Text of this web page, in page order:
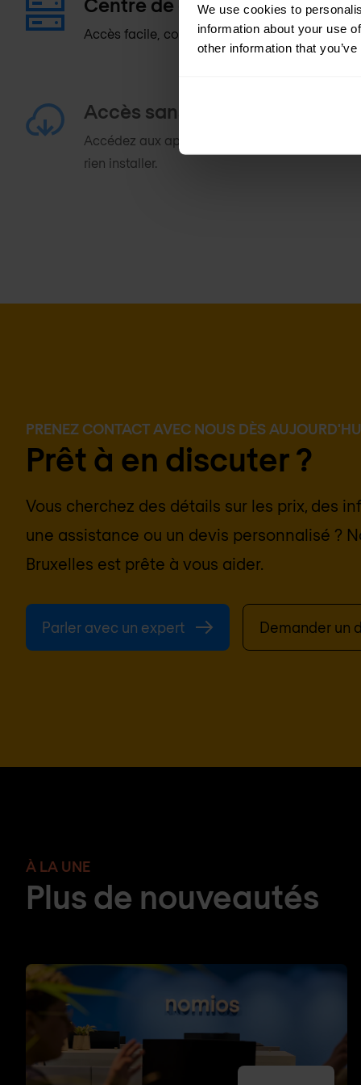
We use cookies to
information about your use
other information that
Accès facile, conforme et prêt pour le Cloud
Accès sans client
Accédez aux applis Web et aux produits de
rien installer.
PRENEZ CONTACT AVEC NOUS DÈS
Prêt à en discuter ?
Vous cherchez des détails sur les prix, des
une assistance ou un devis personnalisé ?
Bruxelles est prête à vous aider.
Parler avec un expert Demander un
À LA UNE
Plus de nouveautés